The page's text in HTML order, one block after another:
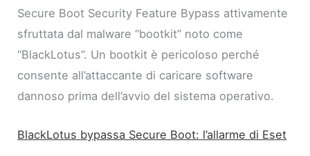
Secure Boot Security Feature Bypass attivamente
sfruttata dal malware “bootkit” noto come
“BlackLotus”. Un bootkit è pericoloso perché
consente all’attaccante di caricare software
dannoso prima dell’avvio del sistema operativo.
BlackLotus bypassa Secure Boot: l’allarme di Eset